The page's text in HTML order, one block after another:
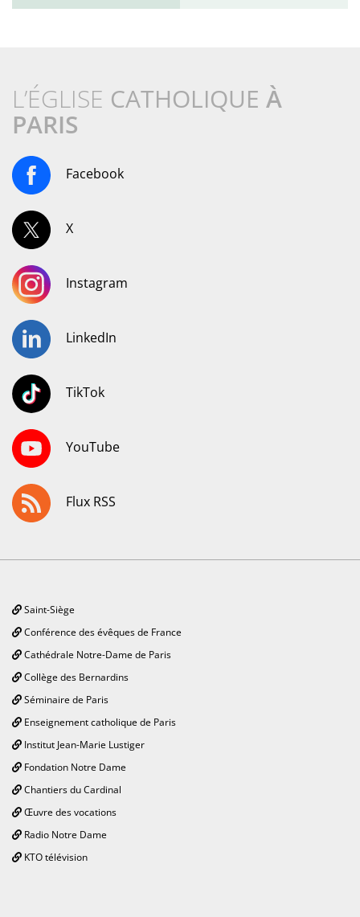
L’ÉGLISE CATHOLIQUE À
PARIS
Facebook
X
Instagram
LinkedIn
TikTok
YouTube
Flux RSS
Saint-Siège
Conférence des évêques de France
Cathédrale Notre-Dame de Paris
Collège des Bernardins
Séminaire de Paris
Enseignement catholique de Paris
Institut Jean-Marie Lustiger
Fondation Notre Dame
Chantiers du Cardinal
Œuvre des vocations
Radio Notre Dame
KTO télévision